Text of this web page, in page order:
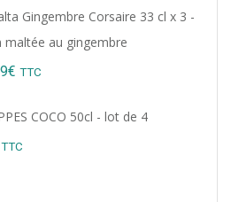
Gingembre Corsaire 33 cl x 3 -
maltée au gingembre
€ Current
TTC
COCO 50cl - lot de 4
TTC